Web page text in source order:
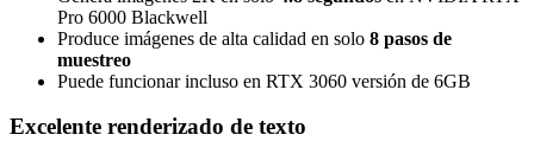
Pro 6000 Blackwell
Produce imágenes de alta calidad en solo 8 pasos de
muestreo
Puede funcionar incluso en RTX 3060 versión de 6GB
Excelente renderizado de texto